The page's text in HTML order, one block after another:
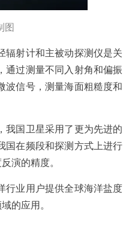
图
辐射计和主被动探测仪是关
通过测量不同入射角和偏振
波信号，测量海面粗糙度和
我国卫星采用了更为先进的
国在频段和探测方式上进行
演的精度。
行业用户提供全球海洋盐度
的应用。